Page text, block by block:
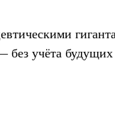
без учёта